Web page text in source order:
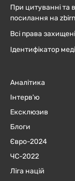
При цитуванні та
посилання на
Всі права
Ідентифікатор
Аналітика
Інтерв'ю
Ексклюзив
Блоги
Євро-2024
ЧC-2022
Ліга націй